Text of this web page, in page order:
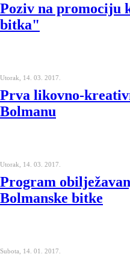
Poziv na promociju
bitka"
Utorak, 14. 03. 2017.
Prva likovno-
Bolmanu
Utorak, 14. 03. 2017.
Program
Bolmanske bitke
Subota, 14. 01. 2017.